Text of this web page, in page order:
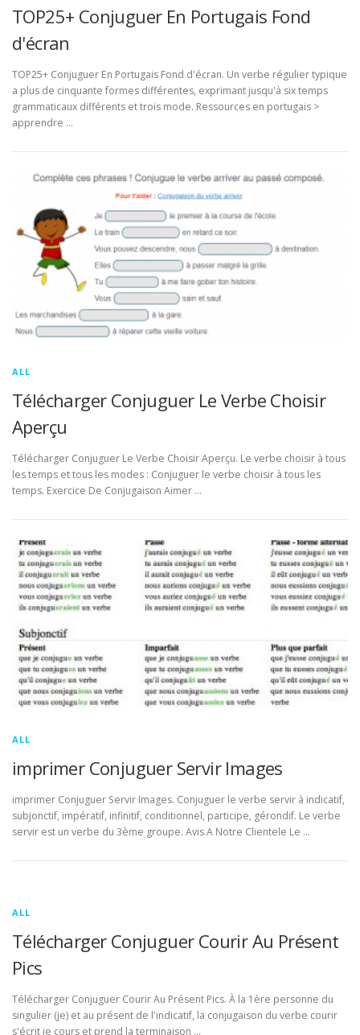
TOP25+ Conjuguer En Portugais Fond
d'écran
TOP25+ Conjuguer En Portugais Fond d'écran. Un verbe régulier typique
a plus de cinquante formes différentes, exprimant jusqu'à six temps
grammaticaux différents et trois mode. Ressources en portugais >
apprendre …
ALL
Télécharger Conjuguer Le Verbe Choisir
Aperçu
Télécharger Conjuguer Le Verbe Choisir Aperçu. Le verbe choisir à tous
les temps et tous les modes : Conjuguer le verbe choisir à tous les
temps. Exercice De Conjugaison Aimer …
ALL
imprimer Conjuguer Servir Images
imprimer Conjuguer Servir Images. Conjuguer le verbe servir à indicatif,
subjonctif, impératif, infinitif, conditionnel, participe, gérondif. Le verbe
servir est un verbe du 3ème groupe. Avis A Notre Clientele Le …
ALL
Télécharger Conjuguer Courir Au Présent
Pics
Télécharger Conjuguer Courir Au Présent Pics. À la 1ère personne du
singulier (je) et au présent de l'indicatif, la conjugaison du verbe courir
s'écrit je cours et prend la terminaison …